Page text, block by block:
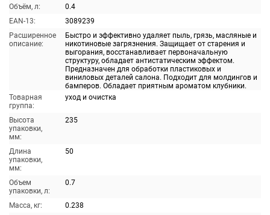
Объём, л:
0.4
EAN-13:
3089239
Расширенное
описание:
Быстро и эффективно удаляет пыль, грязь, масляные и
никотиновые загрязнения. Защищает от старения и
выгорания, восстанавливает первоначальную
структуру, обладает антистатическим эффектом.
Предназначен для обработки пластиковых и
виниловых деталей салона. Подходит для молдингов и
бамперов. Обладает приятным ароматом клубники.
Товарная
группа:
уход и очистка
Высота
упаковки,
мм:
235
Длина
упаковки,
мм:
50
Объем
упаковки, л:
0.7
Масса, кг:
0.238